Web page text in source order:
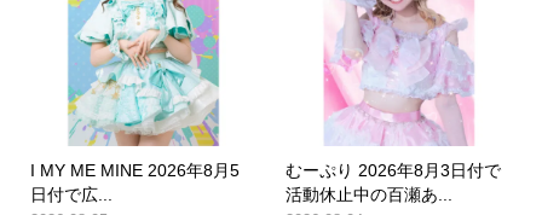
I MY ME MINE 2026年8月5
日付で広...
むーぷり 2026年8月3日付で
活動休止中の百瀬あ...